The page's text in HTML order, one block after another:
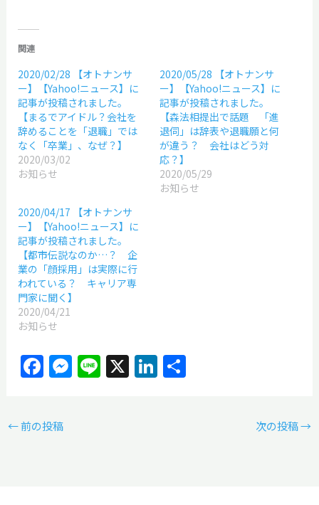
関連
2020/02/28 【オトナンサ
ー】【Yahoo!ニュース】に
記事が投稿されました。
【まるでアイドル？会社を
辞めることを「退職」では
なく「卒業」、なぜ？】
2020/03/02
お知らせ
2020/05/28 【オトナンサ
ー】【Yahoo!ニュース】に
記事が投稿されました。
【森法相提出で話題 「進
退伺」は辞表や退職願と何
が違う？ 会社はどう対
応？】
2020/05/29
お知らせ
2020/04/17 【オトナンサ
ー】【Yahoo!ニュース】に
記事が投稿されました。
【都市伝説なのか…？ 企
業の「顔採用」は実際に行
われている？ キャリア専
門家に聞く】
2020/04/21
お知らせ
F
c
e
M Li X Li 共
←前の投稿 次の投稿→